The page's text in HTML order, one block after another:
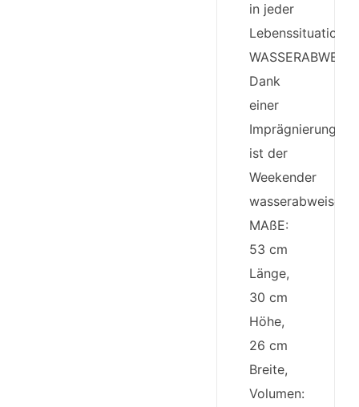
in jeder
Lebenssituation
Dank
einer
Imprägnierung
ist der
Weekender
wasserabweisend
MAßE:
53 cm
Länge,
30 cm
Höhe,
26 cm
Breite,
Volumen: